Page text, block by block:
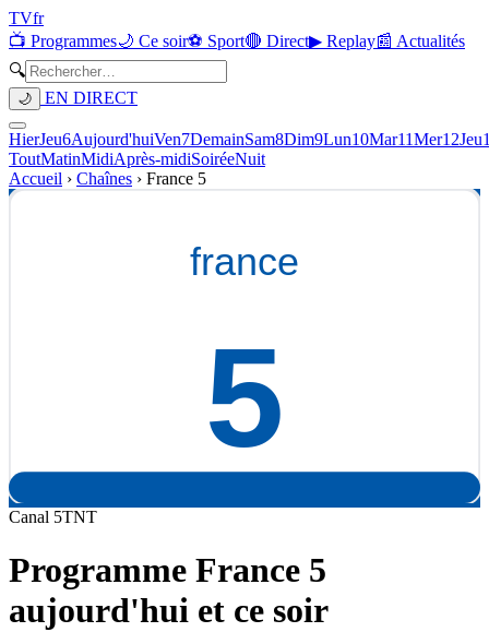
TVfr
📺 Programmes🌙 Ce soir⚽ Sport🔴 Direct▶ Replay📰 Actualités
🔍
🌙 EN DIRECT
HierJeu6Aujourd'huiVen7DemainSam8Dim9Lun10Mar11Mer12Jeu
ToutMatinMidiAprès-midiSoiréeNuit
Accueil › Chaînes › France 5
Canal 5TNT
Programme France 5
aujourd'hui et ce soir